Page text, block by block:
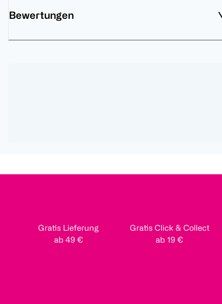
Bewertungen
Gratis Lieferung
ab 49 €
Gratis Click & Collect
ab 19 €